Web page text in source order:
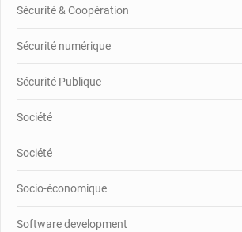
Sécurité & Coopération
Sécurité numérique
Sécurité Publique
Société
Société
Socio-économique
Software development